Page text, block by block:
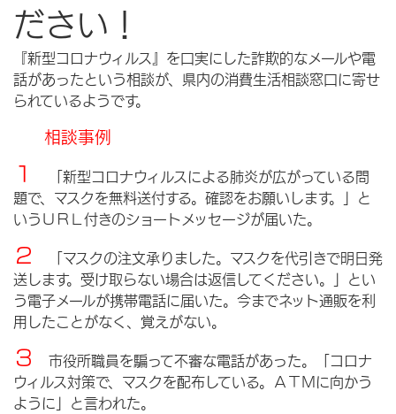
ださい！
『新型コロナウィルス』を口実にした詐欺的なメールや電
話があったという相談が、県内の消費生活相談窓口に寄せ
られているようです。
相談事例
１
「新型コロナウィルスによる肺炎が広がっている問
題で、マスクを無料送付する。確認をお願いします。」と
いうＵＲＬ付きのショートメッセージが届いた。
２
「マスクの注文承りました。マスクを代引きで明日発
送します。受け取らない場合は返信してください。」とい
う電子メールが携帯電話に届いた。今までネット通販を利
用したことがなく、覚えがない。
３
市役所職員を騙って不審な電話があった。「コロナ
ウィルス対策で、マスクを配布している。ＡＴＭに向かう
ように」と言われた。